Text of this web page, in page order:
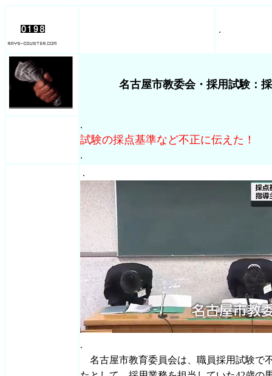
.
名古屋市教委会・採用試験：
.
試験の採点基準など不正に伝えた！
.
.
.
名古屋市教育委員会は、職員採用試験で